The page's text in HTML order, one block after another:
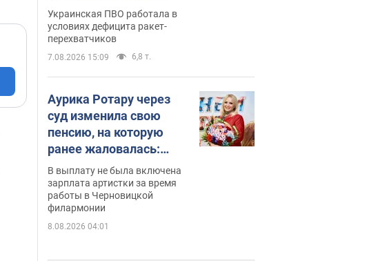
июле: в Минобороны
назвали цифру
Украинская ПВО работала в
условиях дефицита ракет-
перехватчиков
7.08.2026 15:09 6,8 т.
Аурика Ротару через
суд изменила свою
пенсию, на которую
ранее жаловалась:
сколько получала
певица
В выплату не была включена
зарплата артистки за время
работы в Черновицкой
филармонии
8.08.2026 04:01